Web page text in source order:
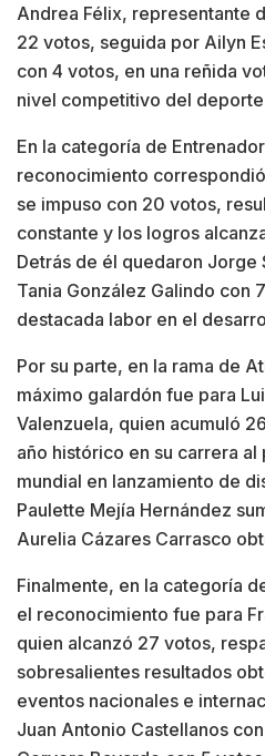
Andrea Félix, representante
22 votos, seguida por Ailyn
con 4 votos, en una reñida
nivel competitivo del
En la categoría de
reconocimiento
se impuso con 20 votos,
constante y los logros
Detrás de él quedaron Jorge
Tania González Galindo con
destacada labor en el
Por su parte, en la rama de
máximo galardón fue para
Valenzuela, quien acumuló
año histórico en su carrera
mundial en lanzamiento de
Paulette Mejía Hernández
Aurelia Cázares Carrasco
Finalmente, en la categoría
el reconocimiento fue para
quien alcanzó 27 votos,
sobresalientes resultados
eventos nacionales e
Juan Antonio Castellanos